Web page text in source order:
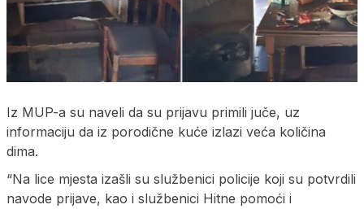
Iz MUP-a su naveli da su prijavu primili juče, uz
informaciju da iz porodične kuće izlazi veća količina
dima.
“Na lice mjesta izašli su službenici policije koji su potvrdili
navode prijave, kao i službenici Hitne pomoći i